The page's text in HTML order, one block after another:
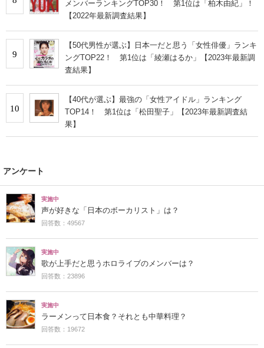
メンバーランキングTOP30！ 第1位は「柏木由紀」！
【2022年最新調査結果】
9
【50代男性が選ぶ】日本一だと思う「女性俳優」ランキ
ングTOP22！ 第1位は「綾瀬はるか」【2023年最新調
査結果】
10
【40代が選ぶ】最強の「女性アイドル」ランキング
TOP14！ 第1位は「松田聖子」【2023年最新調査結
果】
アンケート
実施中
声が好きな「日本のボーカリスト」は？
回答数：49567
実施中
歌が上手だと思うホロライブのメンバーは？
回答数：23896
実施中
ラーメンって日本食？それとも中華料理？
回答数：19672